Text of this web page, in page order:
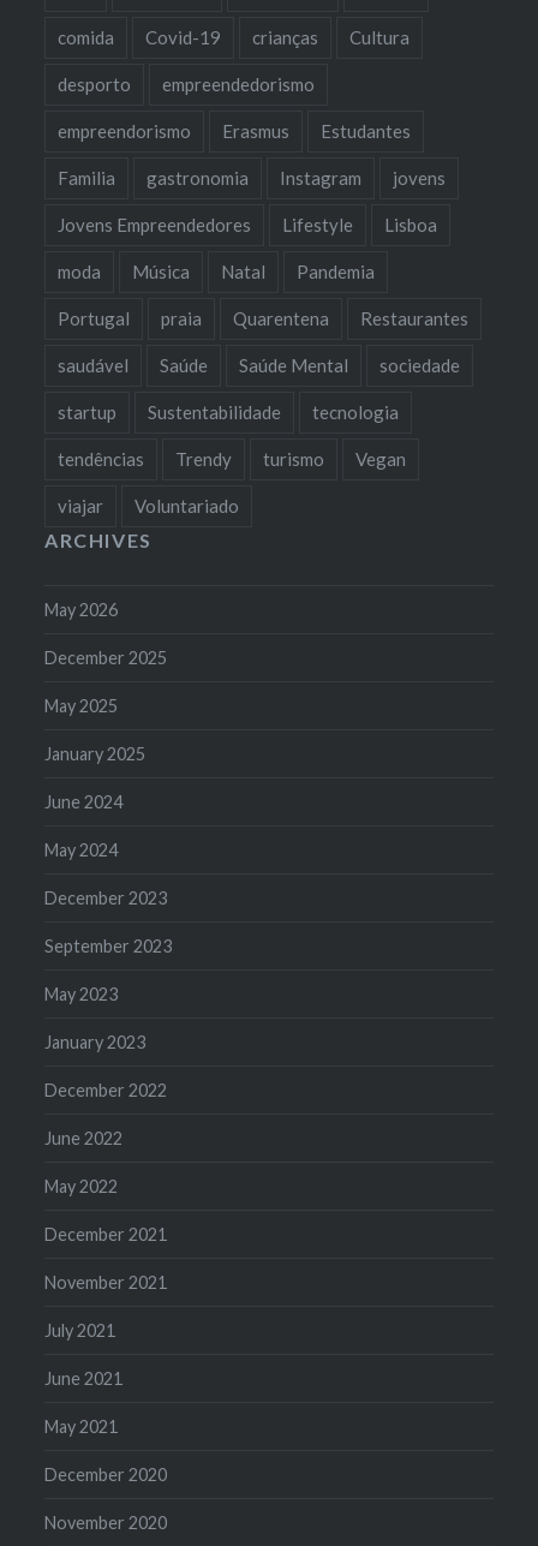
comida Covid-19 crianças Cultura
desporto empreendedorismo
empreendorismo Erasmus Estudantes
Familia gastronomia Instagram jovens
Jovens Empreendedores Lifestyle Lisboa
moda Música Natal Pandemia
Portugal praia Quarentena Restaurantes
saudável Saúde Saúde Mental sociedade
startup Sustentabilidade tecnologia
tendências Trendy turismo Vegan
viajar Voluntariado
ARCHIVES
May 2026
December 2025
May 2025
January 2025
June 2024
May 2024
December 2023
September 2023
May 2023
January 2023
December 2022
June 2022
May 2022
December 2021
November 2021
July 2021
June 2021
May 2021
December 2020
November 2020